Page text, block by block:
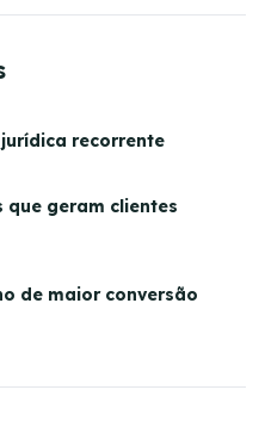
recorrente
geram clientes
de maior conversão